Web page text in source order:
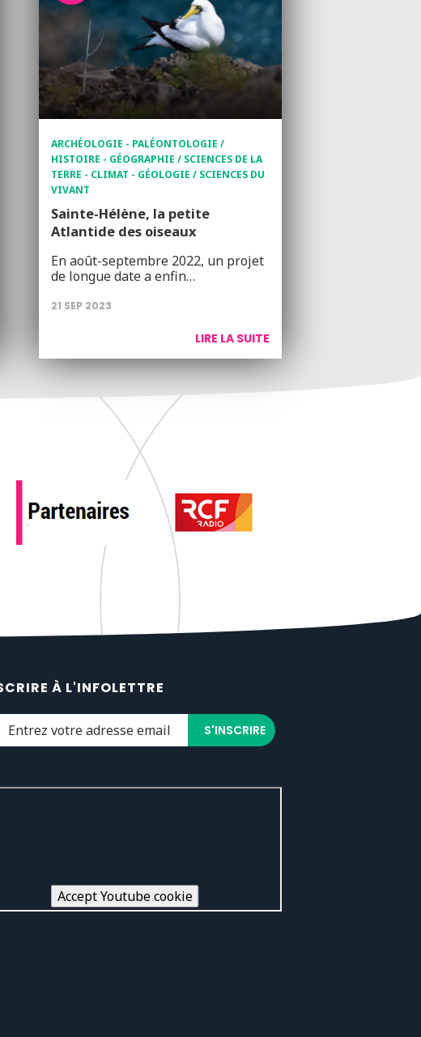
ARCHÉOLOGIE - PALÉONTOLOGIE /
HISTOIRE - GÉOGRAPHIE / SCIENCES DE LA
TERRE - CLIMAT - GÉOLOGIE / SCIENCES DU
VIVANT
Sainte-Hélène, la petite
Atlantide des oiseaux
En août-septembre 2022, un projet
de longue date a enfin…
21 SEP 2023
LIRE LA SUITE
À L'INFOLETTRE
Accept Youtube cookie